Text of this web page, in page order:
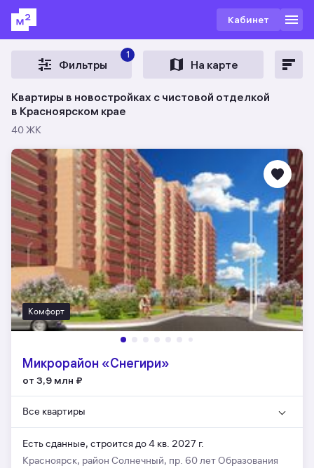
Кабинет
Фильтры
1
На карте
Квартиры в новостройках с чистовой отделкой
в Красноярском крае
40 ЖК
Комфорт
Микрорайон «Снегири»
от 3,9 млн ₽
Все квартиры
Есть сданные, строится до 4 кв. 2027 г.
Красноярск, район Солнечный, пр. 60 лет Образования